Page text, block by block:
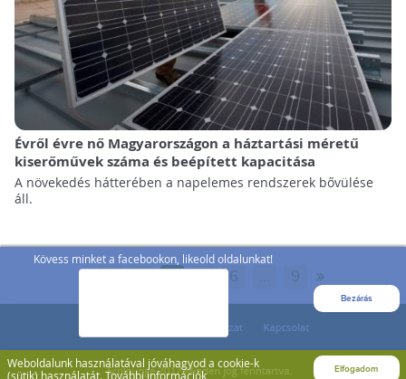
Kövess minket a facebookon, likeold oldalunkat!
Bezárás
Weboldalunk használatával jóváhagyod a cookie-k
(sütik) használatát.További információk Elfogadom
Évről évre nő Magyarországon a háztartási méretű
kiserőművek száma és beépített kapacitása
A növekedés hátterében a napelemes rendszerek bővülése
áll.
« 6 ... 9 »